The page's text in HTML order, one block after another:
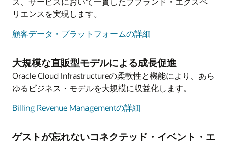
IoTやAIなどの新たなテクノロジーを活用し、導入
したセット・トップ・ボックスのリアルタイムな可
視化と制御により、問題の監視と予測を行います。
合サービス・プラットフォームを構築します。
員のタスクを自動化し、消費者にセルフサービスの
オプションを提供することで、効率化を実現しま
す。
が、より価値の高い業務に集中できるように時間を
新しいビジネスモデルを実現し、吸収合併を簡素化
ネス・ユーザーにとって適切な新しい財務プラット
フォームの成功と採用を促進するため、従業員向け
に最新化さ、パーソナライズされた、適切で、エン
ゲージメントを促すユーザーインターフェースを提
供します。
企業財務の全体像にアクセスし、データに基づいた
ルにより、分単位の生産会計を可視化します。
自社で運営するクルー・マーケットプレイスで、業
けます。
最新化された堅牢な制作およびAI対応リソース・プ
ランニング・ツールでプロデューサーを支援し、リ
す。
モバイル・アプリで関連情報や事務処理にアクセス
ソーシャル・メディアを活用した新規候補者の採用
グを可能にすることで、採用プロセス全体を容易に
します。コンテンツや消費者に提供するサービスの
質は人材によって決まるため、M&E企業にとって優
築して、生産性とコラボレーションを最大化しま
リエンスを実現します。
顧客データ・プラットフォームの詳細
大規模な直販型モデルによる成長促進
Oracle Cloud Infrastructureの柔軟性と機能により、あら
ゆるビジネス・モデルを大規模に収益化します。
Billing Revenue Managementの詳細
ゲストが忘れないコネクテッド・イベント・エ